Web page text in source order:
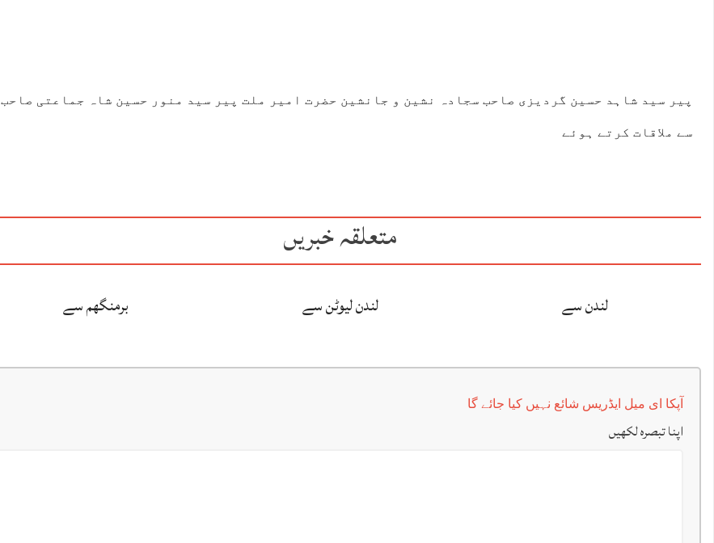
پیر سید شاہد حسین گردیزی صاحب سجادہ نشین و جانشین حضرت امیر ملت پیر سید منور حسین شاہ جماعتی صاحب
سے ملاقات کرتے ہوئے
متعلقہ خبریں
لندن سے لندن لیوٹن سے برمنگھم سے
آپکا ای میل ایڈریس شائع نہیں کیا جائے گا
اپنا تبصرہ لکھیں